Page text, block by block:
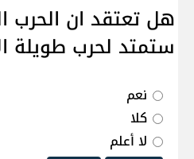
هل تعتقد ان الحرب
ستمتد لحرب طويلة
نعم
كلا
لا أعلم